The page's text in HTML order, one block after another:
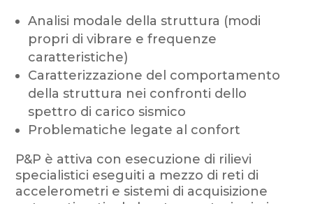
Analisi modale della struttura (modi
propri di vibrare e frequenze
caratteristiche)
Caratterizzazione del comportamento
della struttura nei confronti dello
spettro di carico sismico
Problematiche legate al confort
P&P è attiva con esecuzione di rilievi
specialistici eseguiti a mezzo di reti di
accelerometri e sistemi di acquisizione